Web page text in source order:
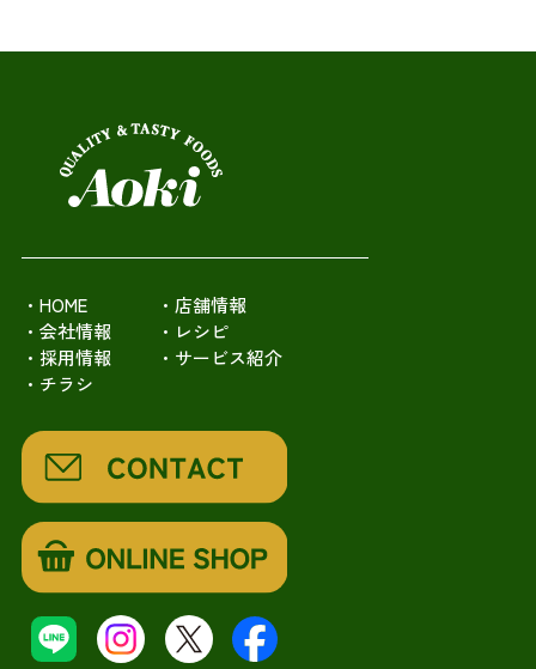
・HOME
・店舗情報
・会社情報
・レシピ
・採用情報
・サービス紹介
・チラシ